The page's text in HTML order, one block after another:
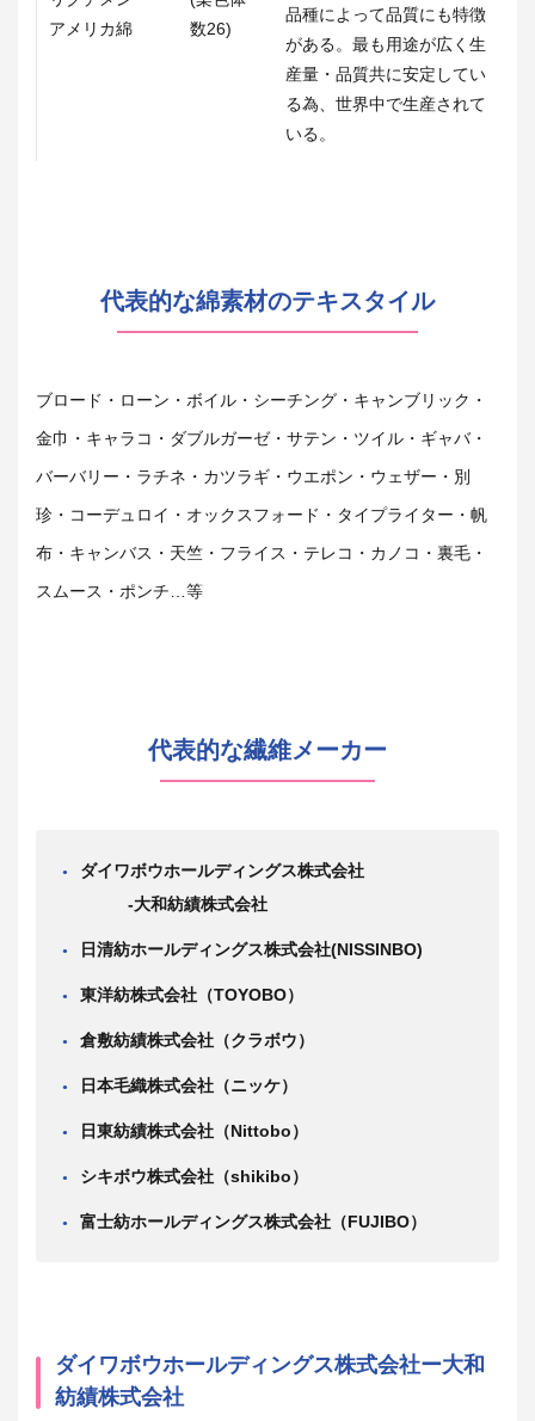
アメリカ綿
数26)
品種によって品質にも特徴
がある。最も用途が広く生
産量・品質共に安定してい
る為、世界中で生産されて
いる。
代表的な綿素材のテキスタイル
ブロード・ローン・ボイル・シーチング・キャンブリック・
金巾・キャラコ・ダブルガーゼ・サテン・ツイル・ギャバ・
バーバリー・ラチネ・カツラギ・ウエポン・ウェザー・別
珍・コーデュロイ・オックスフォード・タイプライター・帆
布・キャンバス・天竺・フライス・テレコ・カノコ・裏毛・
スムース・ポンチ…等
代表的な繊維メーカー
ダイワボウホールディングス株式会社
-大和紡績株式会社
日清紡ホールディングス株式会社(NISSINBO)
東洋紡株式会社（TOYOBO）
倉敷紡績株式会社（クラボウ）
日本毛織株式会社（ニッケ）
日東紡績株式会社（Nittobo）
シキボウ株式会社（shikibo）
富士紡ホールディングス株式会社（FUJIBO）
ダイワボウホールディングス株式会社ー大和
紡績株式会社